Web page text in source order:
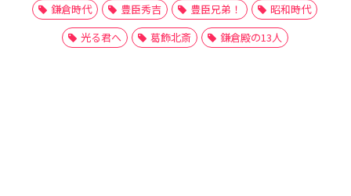
鎌倉時代
豊臣秀吉 豊臣兄弟！
昭和時代
光る君へ
葛飾北斎 鎌倉殿の13人